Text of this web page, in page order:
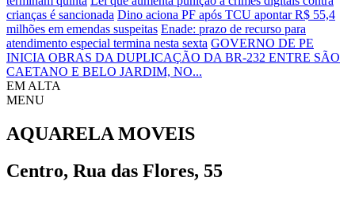
crianças é sancionada Dino aciona PF após TCU apontar R$ 55,4
milhões em emendas suspeitas Enade: prazo de recurso para
atendimento especial termina nesta sexta GOVERNO DE PE
INICIA OBRAS DA DUPLICAÇÃO DA BR-232 ENTRE SÃO
CAETANO E BELO JARDIM, NO...
EM ALTA
MENU
AQUARELA MOVEIS
Centro, Rua das Flores, 55